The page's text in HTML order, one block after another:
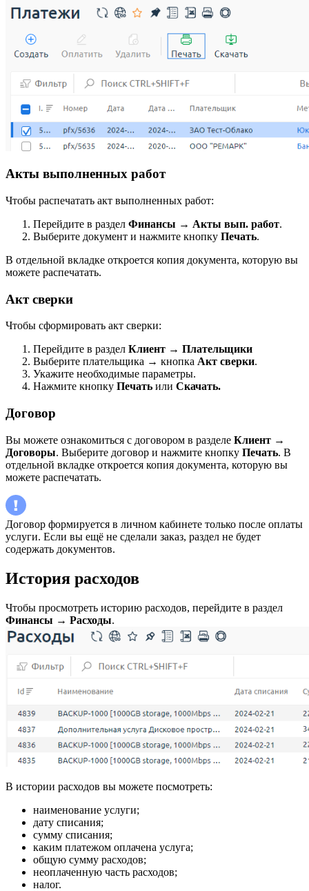
Акты выполненных работ
Чтобы распечатать акт выполненных работ:
Перейдите в раздел Финансы → Акты вып. работ.
Выберите документ и нажмите кнопку Печать.
В отдельной вкладке откроется копия документа, которую вы
можете распечатать.
Акт сверки
Чтобы сформировать акт сверки:
Перейдите в раздел Клиент → Плательщики
Выберите плательщика → кнопка Акт сверки.
Укажите необходимые параметры.
Нажмите кнопку Печать или Скачать.
Договор
Вы можете ознакомиться с договором в разделе Клиент →
Договоры. Выберите договор и нажмите кнопку Печать. В
отдельной вкладке откроется копия документа, которую вы
можете распечатать.
Договор формируется в личном кабинете только после оплаты
услуги. Если вы ещё не сделали заказ, раздел не будет
содержать документов.
История расходов
Чтобы просмотреть историю расходов, перейдите в раздел
Финансы → Расходы.
В истории расходов вы можете посмотреть:
наименование услуги;
дату списания;
сумму списания;
каким платежом оплачена услуга;
общую сумму расходов;
неоплаченную часть расходов;
налог.